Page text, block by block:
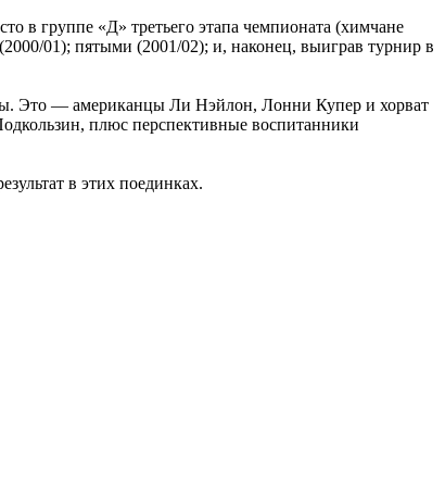
в группе «Д» третьего этапа чемпионата (химчане
01); пятыми (2001/02); и, наконец, выиграв турнир в
Это — американцы Ли Нэйлон, Лонни Купер и хорват
плюс перспективные воспитанники
в этих поединках.